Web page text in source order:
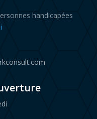
handicapées